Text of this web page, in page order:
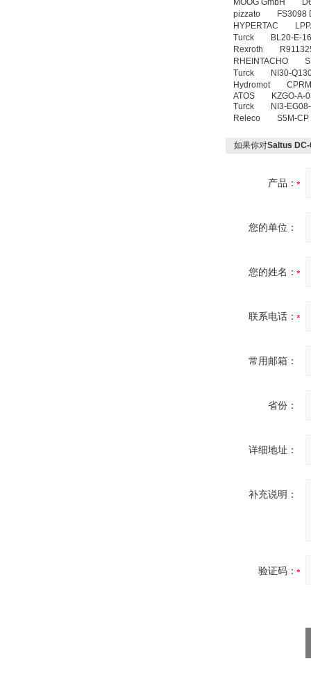
MOOG GmbH
pizzato FS3098
HYPERTAC
Turck BL20-E-
Rexroth
RHEINTACHO
Turck NI30-Q130-
Hydromot
ATOS KZGO-A-
Turck NI3-EG08-
Releco S5M-
如果你对Saltus DC-
产品：
您的单位：
您的姓名：
联系电话：
常用邮箱：
省份：
详细地址：
补充说明：
验证码：